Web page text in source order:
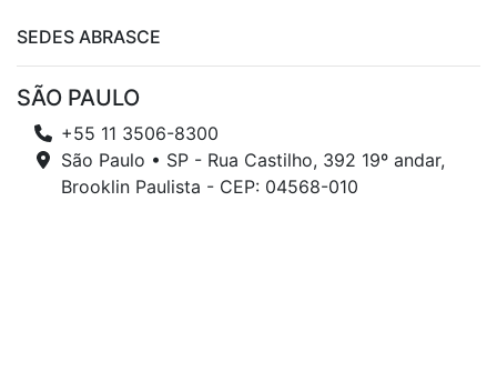
SEDES ABRASCE
SÃO PAULO
+55 11 3506-8300
São Paulo • SP - Rua Castilho, 392 19º andar,
Brooklin Paulista - CEP: 04568-010